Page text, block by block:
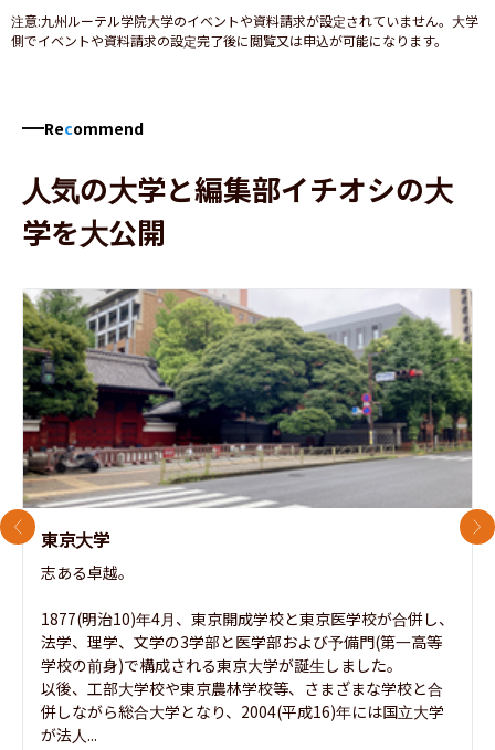
注意:九州ルーテル学院大学のイベントや資料請求が設定されていません。大学
側でイベントや資料請求の設定完了後に閲覧又は申込が可能になります。
Recommend
人気の大学と編集部イチオシの大
学を大公開
東京大学
志ある卓越。
1877(明治10)年4月、東京開成学校と東京医学校が合併し、
法学、理学、文学の3学部と医学部および予備門(第一高等
学校の前身)で構成される東京大学が誕生しました。
以後、工部大学校や東京農林学校等、さまざまな学校と合
併しながら総合大学となり、2004(平成16)年には国立大学
が法人...
前のスライド 次